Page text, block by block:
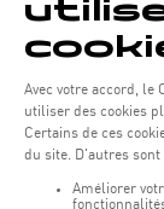
Horaires
Lundi - vendredi
Weekend :